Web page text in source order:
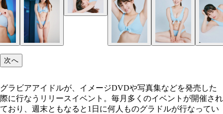
花咲楓香
花咲楓香
花咲楓香
花咲楓香
花咲楓香
花咲楓香
花咲楓香
花咲楓香
花咲楓香
次へ
グラビアアイドルが、イメージDVDや写真集などを発売した
際に行なうリリースイベント。毎月多くのイベントが開催され
ており、週末ともなると1日に何人ものグラドルが行なってい